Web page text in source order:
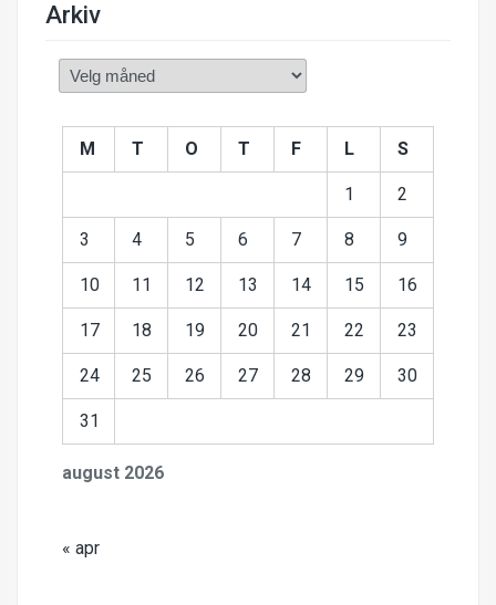
Arkiv
Arkiv
august 2026
M T O T F L S
1 2
3 4 5 6 7 8 9
10 11 12 13 14 15 16
17 18 19 20 21 22 23
24 25 26 27 28 29 30
31
« apr